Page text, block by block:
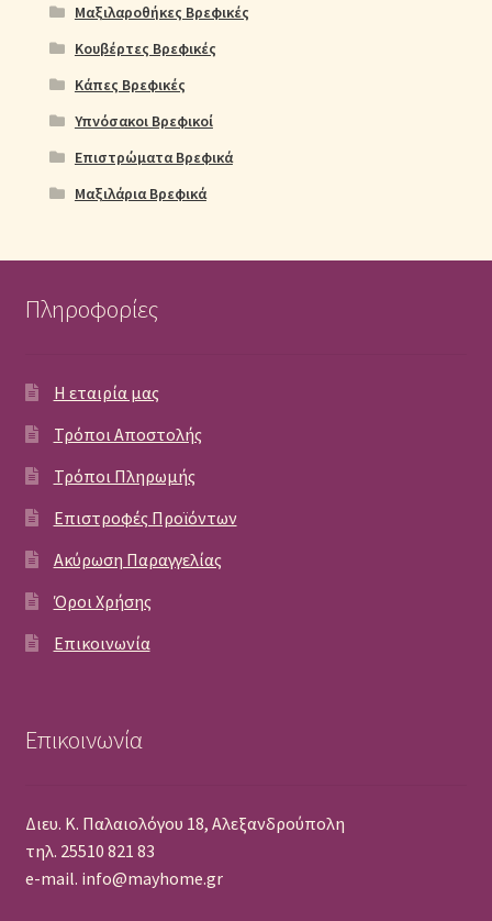
Μαξιλαροθήκες Βρεφικές
Κουβέρτες Βρεφικές
Κάπες Βρεφικές
Υπνόσακοι Βρεφικοί
Επιστρώματα Βρεφικά
Μαξιλάρια Βρεφικά
Πληροφορίες
Η εταιρία μας
Τρόποι Αποστολής
Τρόποι Πληρωμής
Επιστροφές Προϊόντων
Ακύρωση Παραγγελίας
Όροι Χρήσης
Επικοινωνία
Επικοινωνία
Διευ. Κ. Παλαιολόγου 18, Αλεξανδρούπολη
τηλ. 25510 821 83
e-mail. info@mayhome.gr